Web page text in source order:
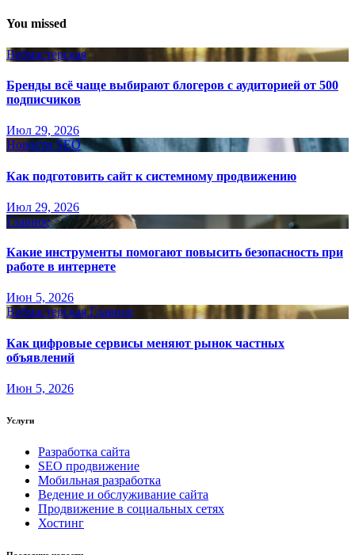
You missed
Вебмастерская
Бренды всё чаще выбирают блогеров с аудиторией от 500
подписчиков
Июл 29, 2026
Новости SEO
Как подготовить сайт к системному продвижению
Июл 29, 2026
Главное
Какие инструменты помогают повысить безопасность при
работе в интернете
Июн 5, 2026
Вебмастерская Главное
Как цифровые сервисы меняют рынок частных
объявлений
Июн 5, 2026
Услуги
Разработка сайта
SEO продвижение
Мобильная разработка
Ведение и обслуживание сайта
Продвижение в социальных сетях
Хостинг